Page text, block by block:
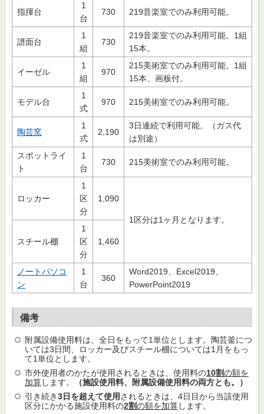
指揮台
1
台
730 219音楽室でのみ利用可能。
譜面台
1
組
730
219音楽室でのみ利用可能。1組
15本。
イーゼル
1
組
970
215美術室でのみ利用可能。1組
15本、画板付。
モデル台
1
式
970 215美術室でのみ利用可能。
陶芸窯
1
式
2,190
3日連続で利用可能。（ガス代
は別途）
スポットライ
ト
1
台
730 215美術室でのみ利用可能。
ロッカー
1
区
分
1,090
1区分は1ヶ月となります。
スチール棚
1
区
分
1,460
ノートパソコ
ン
1
台
360
Word2019、Excel2019、
PowerPoint2019
備考
附属設備使用料は、全日をもって1単位とします。陶芸釜につ
いては3日間、ロッカー及びスチール棚については1月をもっ
て1単位とします。
市外使用者のかたが使用されるときは、使用料の10割の額を
加算します。
（施設使用料、附属設備使用料の両方とも。）
引き続き3日を超えて使用されるときは、4日目から当該使用
区分にかかる施設使用料の2割の額を加算します。